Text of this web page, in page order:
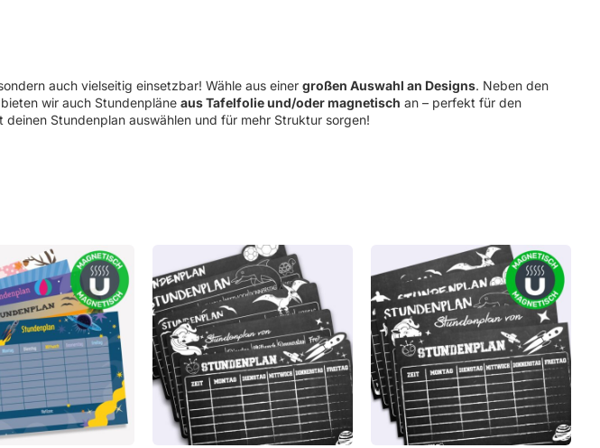
mit Namen
auch vielseitig einsetzbar! Wähle aus einer großen Auswahl an Designs. Neben den
bieten wir auch Stundenpläne aus Tafelfolie und/oder magnetisch an – perfekt für den
deinen Stundenplan auswählen und für mehr Struktur sorgen!